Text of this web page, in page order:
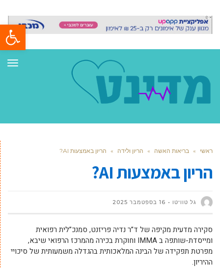
פתח
ראשי » בריאות האשה » הריון ולידה » הריון באמצעות AI?
הריון באמצעות AI?
גל טוויטו 16 בספטמבר 2025
סקירה מדעית מקיפה של ד”ר נדיה פריזנט, סמנכ”לית רפואית
ומייסדת-שותפה ב IMMA וחוקרת בכירה מהמרכז הרפואי שיבא,
מפרטת תפקידה של הבינה המלאכותית בהגדלה משמעותית של סיכויי
ההיריון.